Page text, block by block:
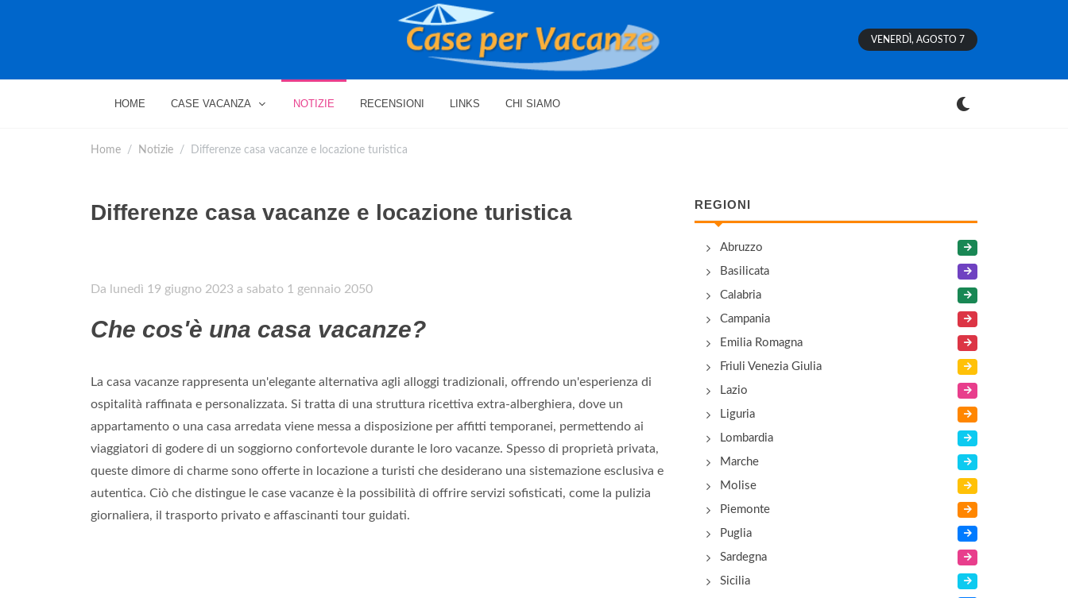
VENERDÌ, AGOSTO 7
HOME CASE VACANZA NOTIZIE RECENSIONI LINKS CHI SIAMO
Home Notizie Differenze casa vacanze e locazione turistica
Differenze casa vacanze e locazione turistica
Da lunedì 19 giugno 2023 a sabato 1 gennaio 2050
Che cos'è una casa vacanze?
La casa vacanze rappresenta un'elegante alternativa agli alloggi tradizionali, offrendo un'esperienza di
ospitalità raffinata e personalizzata. Si tratta di una struttura ricettiva extra-alberghiera, dove un
appartamento o una casa arredata viene messa a disposizione per affitti temporanei, permettendo ai
viaggiatori di godere di un soggiorno confortevole durante le loro vacanze. Spesso di proprietà privata,
queste dimore di charme sono offerte in locazione a turisti che desiderano una sistemazione esclusiva e
autentica. Ciò che distingue le case vacanze è la possibilità di offrire servizi sofisticati, come la pulizia
giornaliera, il trasporto privato e affascinanti tour guidati.
REGIONI
Abruzzo
Basilicata
Calabria
Campania
Emilia Romagna
Friuli Venezia Giulia
Lazio
Liguria
Lombardia
Marche
Molise
Piemonte
Puglia
Sardegna
Sicilia